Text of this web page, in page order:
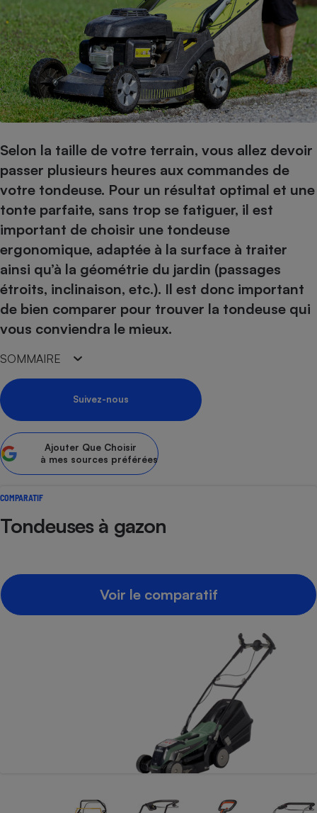
Selon la taille de votre terrain, vous allez devoir
passer plusieurs heures aux commandes de
votre tondeuse. Pour un résultat optimal et une
tonte parfaite, sans trop se fatiguer, il est
important de choisir une tondeuse
ergonomique, adaptée à la surface à traiter
ainsi qu’à la géométrie du jardin (passages
étroits, inclinaison, etc.). Il est donc important
de bien comparer pour trouver la tondeuse qui
vous conviendra le mieux.
SOMMAIRE
Suivez-nous
Ajouter Que Choisir
à mes sources préférées
COMPARATIF
Tondeuses à gazon
Voir le comparatif
Sécurité - Hygiène
Supermarché - Drive
Assurance
Banque - Crédit
Epargne - Fiscalité
Assurance emprunteur
Circulation routière
Contrôle technique -
Pièce détachée
Moto
Comparateur auto
Supermarché - Drive
Comparatif
Comparatif plaque à
Comparatif hotte
Comparatif climatiseur
Comparatif aspirateur
Comparatif aspirateur
Comparatif cafetière
Comparatif robot cuiseur
Comparatif centrale
Gros électroménager
Plaque de cuisson à
induction
Électricité - Gaz
Comparatif casque audio
Comparatif barre de son
Comparatif imprimante
Comparatif ordinateur
Comparatif ultrabook
Comparatif tablette
Image et son
Informatique
Internet
Téléphonie
Téléphone mobile -
Smartphone
Antivirus
Crédit immobilier
Comparatif tondeuse
Comparatif poêle à
Comparatif radiateur
Aménagement
Bricolage - Jardinage
Chauffage
Produit d'entretien
Sécurité domestique
Radiateur électrique
Climatiseur -
Ventilateur
Hygiène - Beauté
Maladie - Médecine -
Système de santé -
Maison de retraite
Retraite
Choisir son fioul
Choisir son pellet
Comparateur assurance emprunteur
Energie Moins Chère Ensemble
Tous les comparateurs
Toutes les cartes interactives
Speedtest - Testez le débit de votre
connexion Internet